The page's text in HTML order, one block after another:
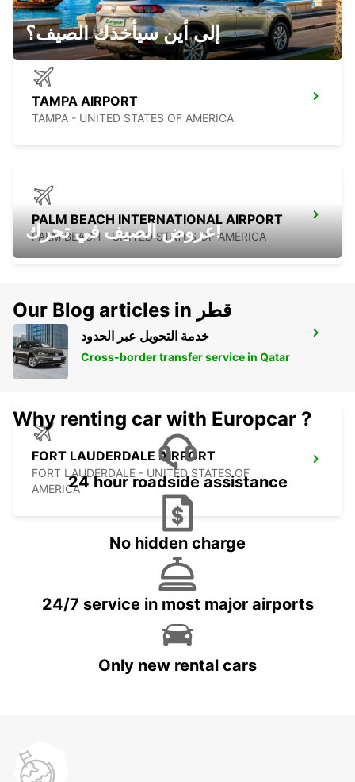
TAMPA AIRPORT
TAMPA - UNITED STATES OF AMERICA
PALM BEACH INTERNATIONAL AIRPORT
PALM BEACH - UNITED STATES OF AMERICA
FORT MYERS AIRPORT
FORT MYERS - UNITED STATES OF AMERICA
FORT LAUDERDALE AIRPORT
FORT LAUDERDALE - UNITED STATES OF
AMERICA
إلى أين سيأخذك الصيف؟
عروض الصيف في تحرك!
Our Blog articles in قطر
خدمة التحويل عبر الحدود
Cross-border transfer service in Qatar
Why renting car with Europcar ?
24 hour roadside assistance
No hidden charge
24/7 service in most major airports
Only new rental cars